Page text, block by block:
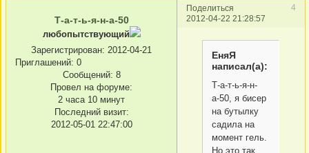
Поделиться
4
2012-04-22 21:28:57
Т-а-т-ь-я-н-а-50
любопытствующий
Зарегистрирован: 2012-04-21
Приглашений: 0
Сообщений: 8
Провел на форуме:
2 часа 10 минут
Последний визит:
2012-05-01 22:47:00
ЕняЯ
написал(а):
Т-а-т-ь-я-н-
а-50, я бисер
на бутылку
садила на
момент гель.
Но это так